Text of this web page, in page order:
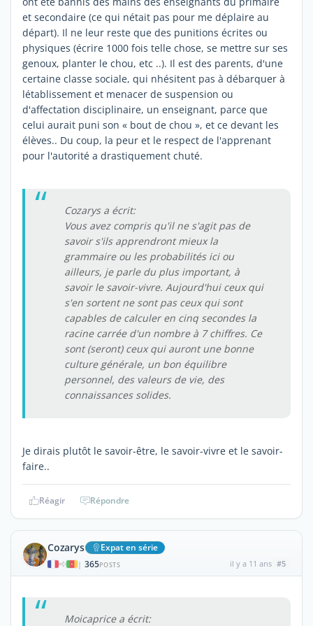
et secondaire (ce qui nétait pas pour me déplaire au
départ). Il ne leur reste que des punitions écrites ou
physiques (écrire 1000 fois telle chose, se mettre sur ses
genoux, planter le chou, etc ..). Il est des parents, d'une
certaine classe sociale, qui nhésitent pas à débarquer à
létablissement et menacer de suspension ou
d'affectation disciplinaire, un enseignant, parce que
celui aurait puni son « bout de chou », et ce devant les
élèves.. Du coup, la peur et le respect de l'apprenant
pour l'autorité a drastiquement chuté.
Cozarys a écrit:
Vous avez compris qu'il ne s'agit pas de
savoir s'ils apprendront mieux la
grammaire ou les probabilités ici ou
ailleurs, je parle du plus important, à
savoir le savoir-vivre. Aujourd'hui ceux qui
s'en sortent ne sont pas ceux qui sont
capables de calculer en cinq secondes la
racine carrée d'un nombre à 7 chiffres. Ce
sont (seront) ceux qui auront une bonne
culture générale, un bon équilibre
personnel, des valeurs de vie, des
connaissances solides.
Je dirais plutôt le savoir-être, le savoir-vivre et le savoir-
faire..
Réagir Répondre
Cozarys Expat en série
| 365POSTS il y a 11 ans #5
Moicaprice a écrit: